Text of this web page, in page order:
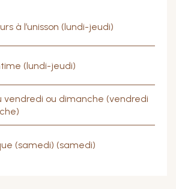
à l’unisson (lundi-jeudi)
(lundi-jeudi)
vendredi ou dimanche (vendredi
(samedi) (samedi)